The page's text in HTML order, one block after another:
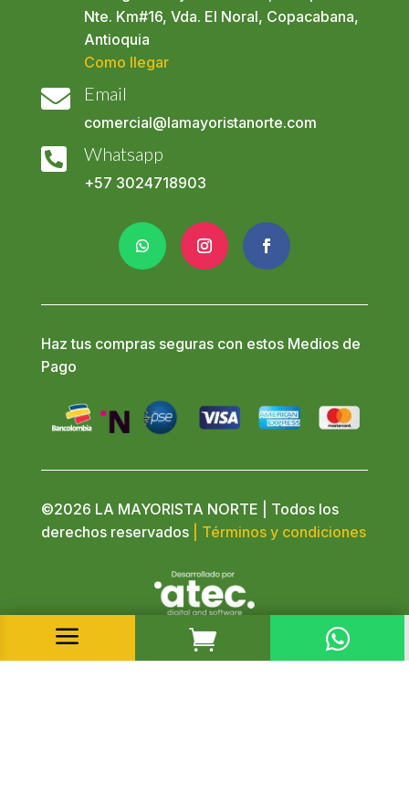
Nte. Km#16, Vda. El Noral, Copacabana,
Antioquia
Como llegar
 Email
comercial@lamayoristanorte.com
 Whatsapp
+57 3024718903
Haz tus compras seguras con estos Medios de
Pago
©2026 LA MAYORISTA NORTE | Todos los
derechos reservados
| Términos y condiciones
a  